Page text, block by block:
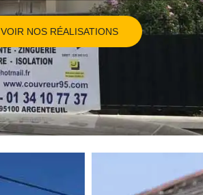
VOIR NOS RÉALISATIONS